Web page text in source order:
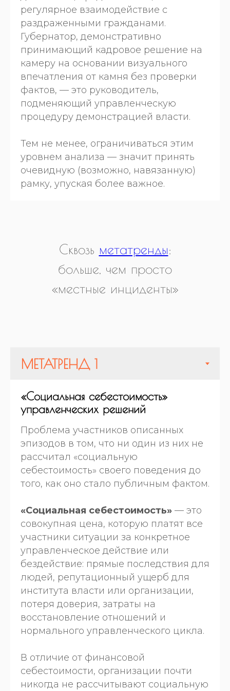
регулярное взаимодействие с
раздраженными гражданами.
Губернатор, демонстративно
принимающий кадровое решение на
камеру на основании визуального
впечатления от камня без проверки
фактов, — это руководитель,
подменяющий управленческую
процедуру демонстрацией власти.
Тем не менее, ограничиваться этим
уровнем анализа — значит принять
очевидную (возможно, навязанную)
рамку, упуская более важное.
Сквозь метатренды:
больше, чем просто
«местные инциденты»
«Социальная себестоимость»
управленческих решений
Проблема участников описанных
эпизодов в том, что ни один из них не
рассчитал «социальную
себестоимость» своего поведения до
того, как оно стало публичным фактом.
«Социальная себестоимость» — это
совокупная цена, которую платят все
участники ситуации за конкретное
управленческое действие или
бездействие: прямые последствия для
людей, репутационный ущерб для
института власти или организации,
потеря доверия, затраты на
восстановление отношений и
нормального управленческого цикла.
В отличие от финансовой
себестоимости, организации почти
никогда не рассчитывают социальную